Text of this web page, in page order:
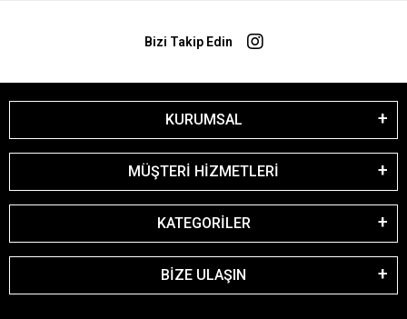
Bizi Takip Edin
KURUMSAL
MÜŞTERİ HİZMETLERİ
KATEGORİLER
BİZE ULAŞIN